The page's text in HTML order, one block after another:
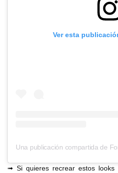
Ver esta
➟ Si quieres recrear estos